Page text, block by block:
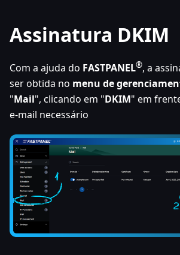
Assinatura DKIM
Com a ajuda do FASTPANEL®, a
ser obtida no menu de
"Mail", clicando em "DKIM" em
e-mail necessário